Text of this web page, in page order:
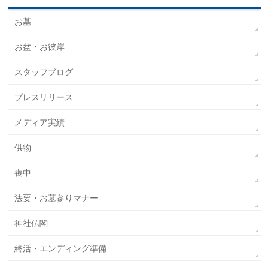
お墓
お盆・お彼岸
スタッフブログ
プレスリリース
メディア実績
供物
喪中
法要・お墓参りマナー
神社仏閣
終活・エンディング準備